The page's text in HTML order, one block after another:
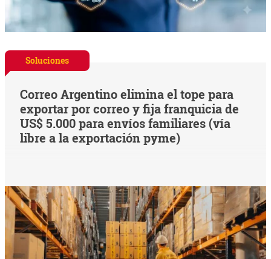
Soluciones
Correo Argentino elimina el tope para
exportar por correo y fija franquicia de
US$ 5.000 para envíos familiares (vía
libre a la exportación pyme)